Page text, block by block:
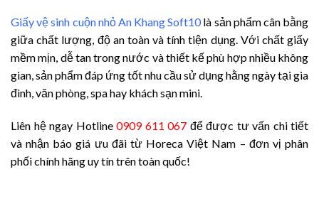
Giấy vệ sinh cuộn nhỏ An Khang Soft10là sản phẩm cân bằng
giữa chất lượng, độ an toàn và tính tiện dụng. Với chất giấy
mềm mịn, dễ tan trong nước và thiết kế phù hợp nhiều không
gian, sản phẩm đáp ứng tốt nhu cầu sử dụng hằng ngày tại gia
đình, văn phòng, spa hay khách sạn mini.
Liên hệ ngay Hotline 0909 611 067 để được tư vấn chi tiết
và nhận báo giá ưu đãi từ Horeca Việt Nam – đơn vị phân
phối chính hãng uy tín trên toàn quốc!